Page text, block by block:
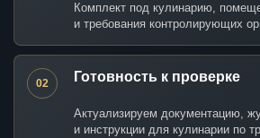
Комплект под кулинарию,
и требования контролирующих
02 Готовность к проверке
Актуализируем документацию,
и инструкции для кулинарии по